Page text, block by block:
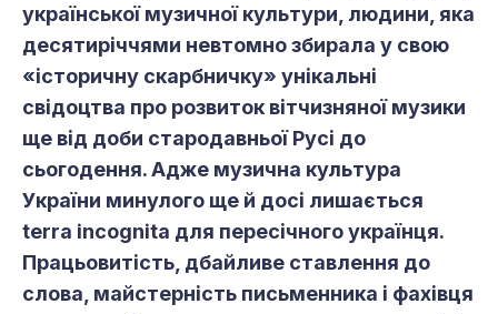
української музичної культури, людини, яка
десятиріччями невтомно збирала у свою
«історичну скарбничку» унікальні
свідоцтва про розвиток вітчизняної музики
ще від доби стародавньої Русі до
сьогодення. Адже музична культура
України минулого ще й досі лишається
terra incognita для пересічного українця.
Працьовитість, дбайливе ставлення до
слова, майстерність письменника і фахівця